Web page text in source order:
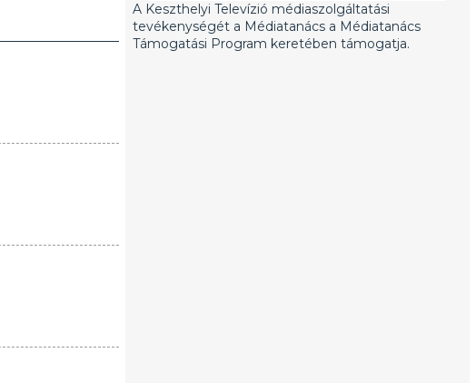
A Keszthelyi Televízió médiaszolgáltatási
tevékenységét a Médiatanács a Médiatanács
Támogatási Program keretében támogatja.